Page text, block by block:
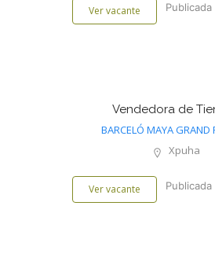
Ver vacante
Vendedora de
BARCELÓ MAYA GRAND
Xpuha
Ver vacante